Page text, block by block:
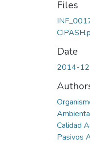
Files
Date
2014-
Calidad
Pasivos